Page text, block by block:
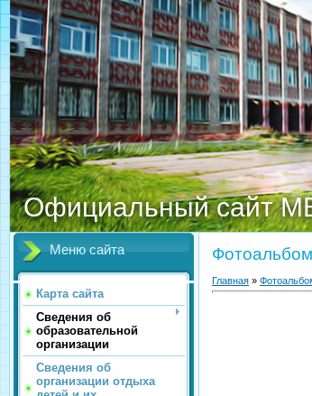
Официальный сайт
Меню сайта
Карта сайта
Сведения об
образовательной
организации
Сведения об
организации отдыха
Фотоальбом
Главная »